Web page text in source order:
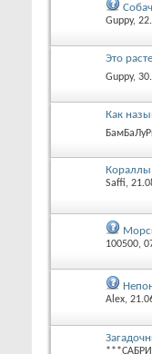
Guppy,
Это
Guppy,
Как
Кораллы
Saffi,
100500,
Alex,